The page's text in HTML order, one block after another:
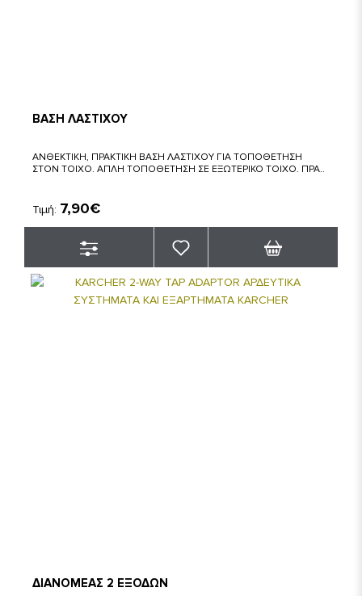
ΒΑΣΗ ΛΑΣΤΙΧΟΥ
ΑΝΘΕΚΤΙΚΗ, ΠΡΑΚΤΙΚΗ ΒΑΣΗ ΛΑΣΤΙΧΟΥ ΓΙΑ ΤΟΠΟΘΕΤΗΣΗ
ΣΤΟΝ ΤΟΙΧΟ. ΑΠΛΗ ΤΟΠΟΘΕΤΗΣΗ ΣΕ ΕΞΩΤΕΡΙΚΟ ΤΟΙΧΟ. ΠΡΑ..
Τιμή: 7,90€
ΔΙΑΝΟΜΕΑΣ 2 ΕΞΟΔΩΝ